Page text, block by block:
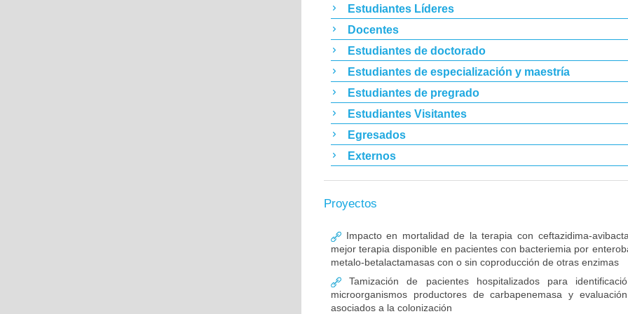
Estudiantes Líderes
Docentes
Estudiantes de doctorado
Estudiantes de especialización y maestría
Estudiantes de pregrado
Estudiantes Visitantes
Egresados
Externos
Proyectos
Impacto en mortalidad de la terapia con ceftazidima-
mejor terapia disponible en pacientes con bacteriemia por
metalo-betalactamasas con o sin coproducción de otras enzimas
Tamización de pacientes hospitalizados para
microorganismos productores de carbapenemasa y
asociados a la colonización